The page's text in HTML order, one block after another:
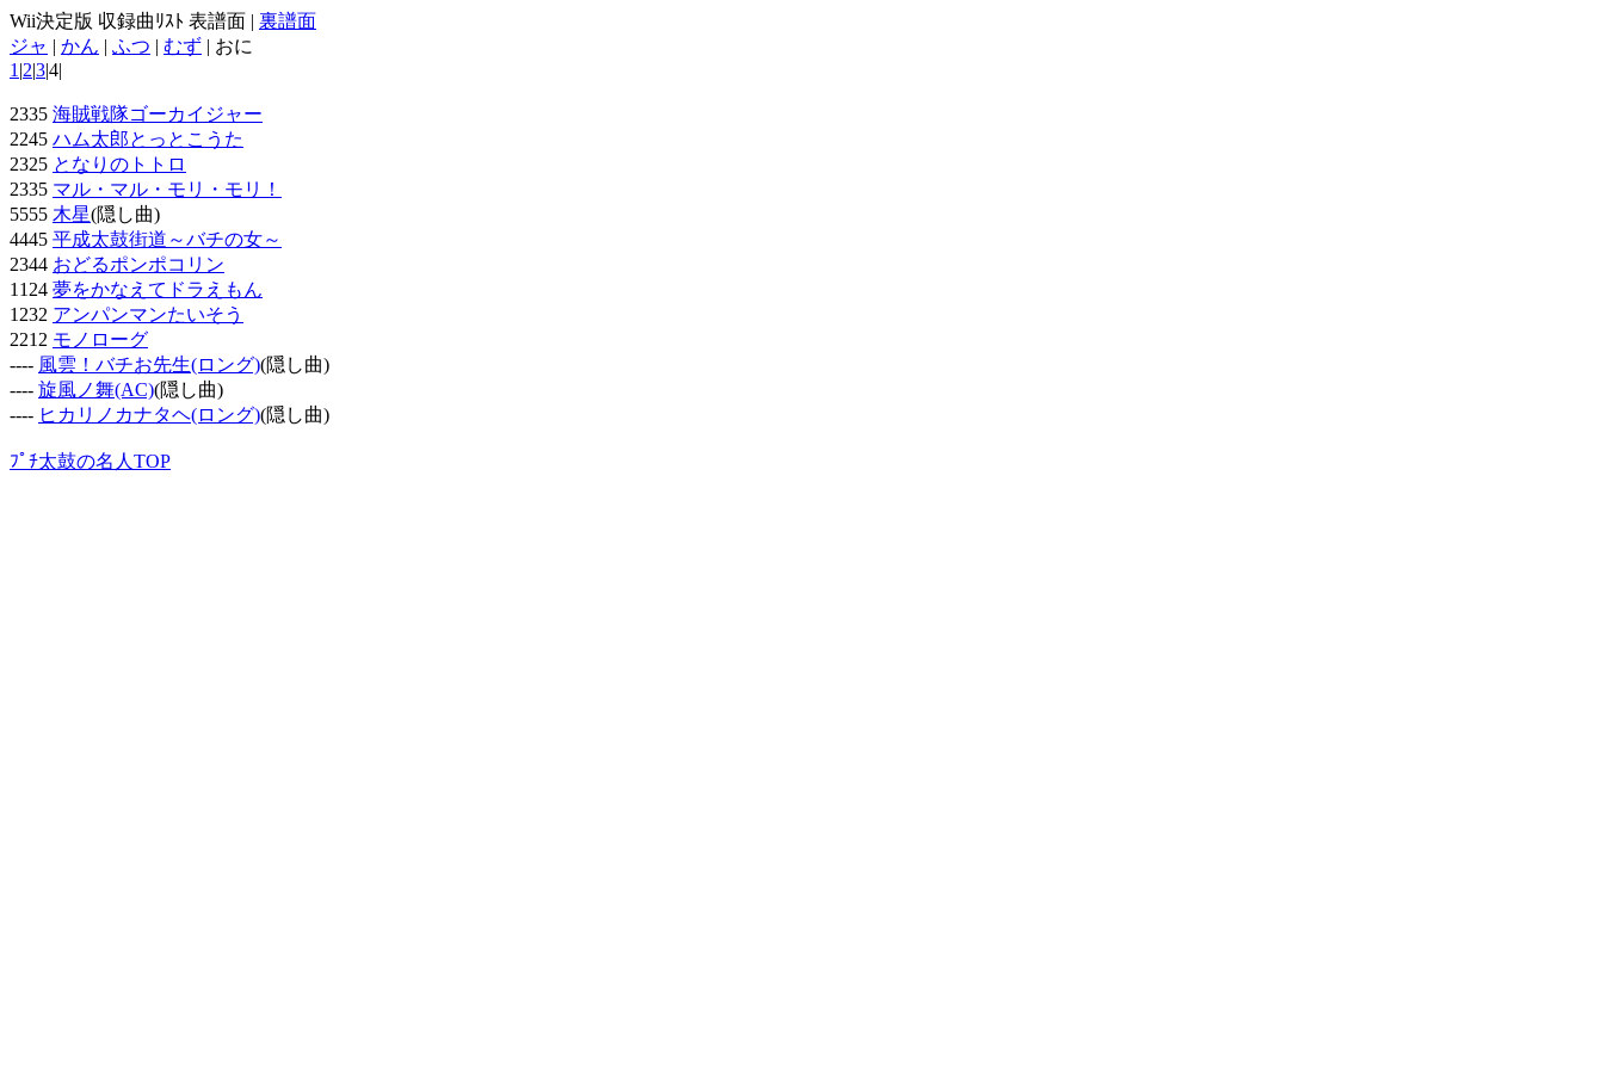
Wii決定版 収録曲ﾘｽﾄ 表譜面 | 裏譜面
ジャ | かん | ふつ | むず | おに
1 |2|3|4|
2335 海賊戦隊ゴーカイジャー
2245 ハム太郎とっとこうた
2325 となりのトトロ
2335 マル・マル・モリ・モリ！
5555 木星(隠し曲)
4445 平成太鼓街道～バチの女～
2344 おどるポンポコリン
1124 夢をかなえてドラえもん
1232 アンパンマンたいそう
2212 モノローグ
---- 風雲！バチお先生(ロング)(隠し曲)
---- 旋風ノ舞(AC)(隠し曲)
---- ヒカリノカナタヘ(ロング)(隠し曲)
ﾌﾟﾁ太鼓の名人TOP